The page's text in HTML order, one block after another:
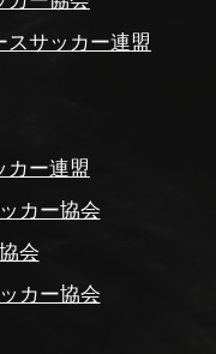
スサッカー連盟
カー連盟
カー協会
会
カー協会